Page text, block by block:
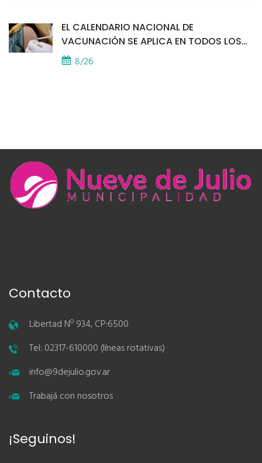
EL CALENDARIO NACIONAL DE
VACUNACIÓN SE APLICA EN TODOS LOS
CAPS
8/26
Contacto
Libertad Nº 934, CP:6500
Tel: 02317-610000 (líneas rotativas)
info@9dejulio.gov.ar
Trabajá con nosotros
¡Seguinos!